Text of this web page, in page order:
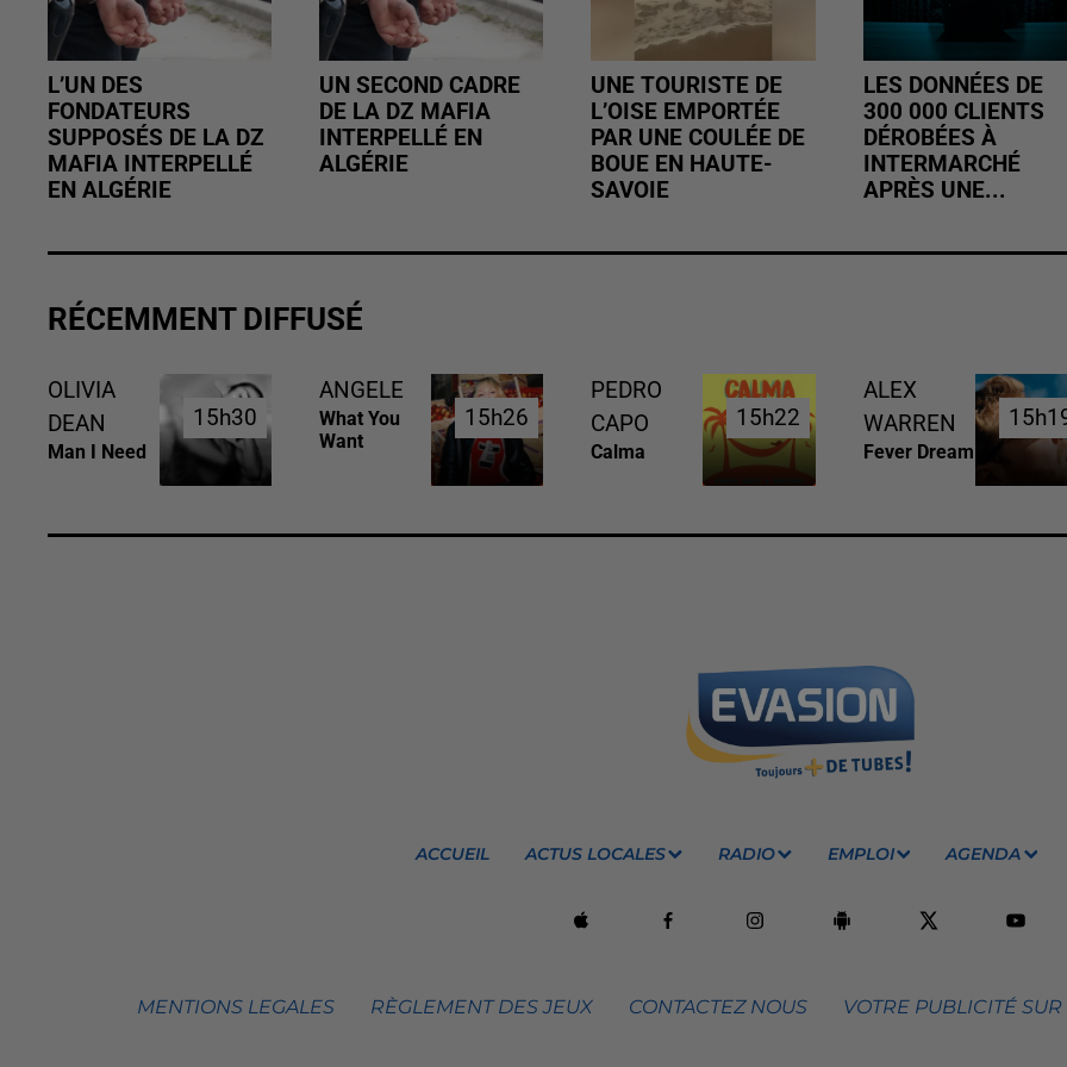
L’UN DES
FONDATEURS
SUPPOSÉS DE LA DZ
MAFIA INTERPELLÉ
EN ALGÉRIE
UN SECOND CADRE
DE LA DZ MAFIA
INTERPELLÉ EN
ALGÉRIE
UNE TOURISTE DE
L’OISE EMPORTÉE
PAR UNE COULÉE DE
BOUE EN HAUTE-
SAVOIE
LES DONNÉES DE
300 000 CLIENTS
DÉROBÉES À
INTERMARCHÉ
APRÈS UNE...
RÉCEMMENT DIFFUSÉ
OLIVIA
DEAN
Man I Need
15h30
15h30
ANGELE
What You
Want
15h26
15h26
PEDRO
CAPO
Calma
15h22
15h22
ALEX
WARREN
Fever Dream
ACCUEIL ACTUS LOCALES RADIO EMPLOI AGENDA
MENTIONS LEGALES RÈGLEMENT DES JEUX CONTACTEZ NOUS VOTRE PUBLICITÉ